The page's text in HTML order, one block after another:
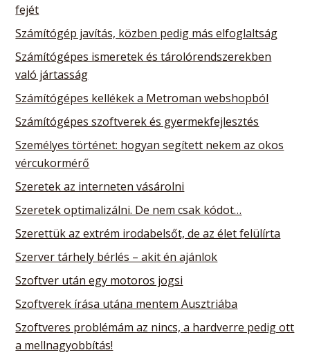
fejét
Számítógép javítás, közben pedig más elfoglaltság
Számítógépes ismeretek és tárolórendszerekben
való jártasság
Számítógépes kellékek a Metroman webshopból
Számítógépes szoftverek és gyermekfejlesztés
Személyes történet: hogyan segített nekem az okos
vércukormérő
Szeretek az interneten vásárolni
Szeretek optimalizálni. De nem csak kódot…
Szerettük az extrém irodabelsőt, de az élet felülírta
Szerver tárhely bérlés – akit én ajánlok
Szoftver után egy motoros jogsi
Szoftverek írása utána mentem Ausztriába
Szoftveres problémám az nincs, a hardverre pedig ott
a mellnagyobbítás!